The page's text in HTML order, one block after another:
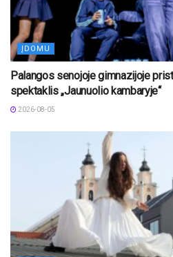
ĮDOMU
Palangos senojoje gimnazijoje
spektaklis „Jaunuolio kambaryje“
2026-08-05